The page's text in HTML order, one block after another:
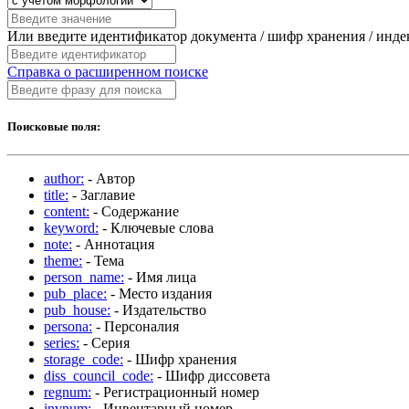
Или введите идентификатор документа / шифр хранения /
Справка о расширенном поиске
Поисковые поля:
author: - Автор
title: - Заглавие
content: - Содержание
keyword: - Ключевые слова
note: - Аннотация
theme: - Тема
person_name: - Имя лица
pub_place: - Место издания
pub_house: - Издательство
persona: - Персоналия
series: - Серия
storage_code: - Шифр хранения
diss_council_code: - Шифр диссовета
regnum: - Регистрационный номер